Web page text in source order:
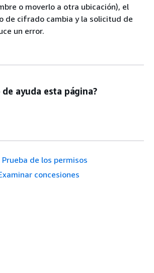
o moverlo a otra ubicación), el
de cifrado cambia y la solicitud de
un error.
ayuda esta página?
Prueba de los permisos
concesiones